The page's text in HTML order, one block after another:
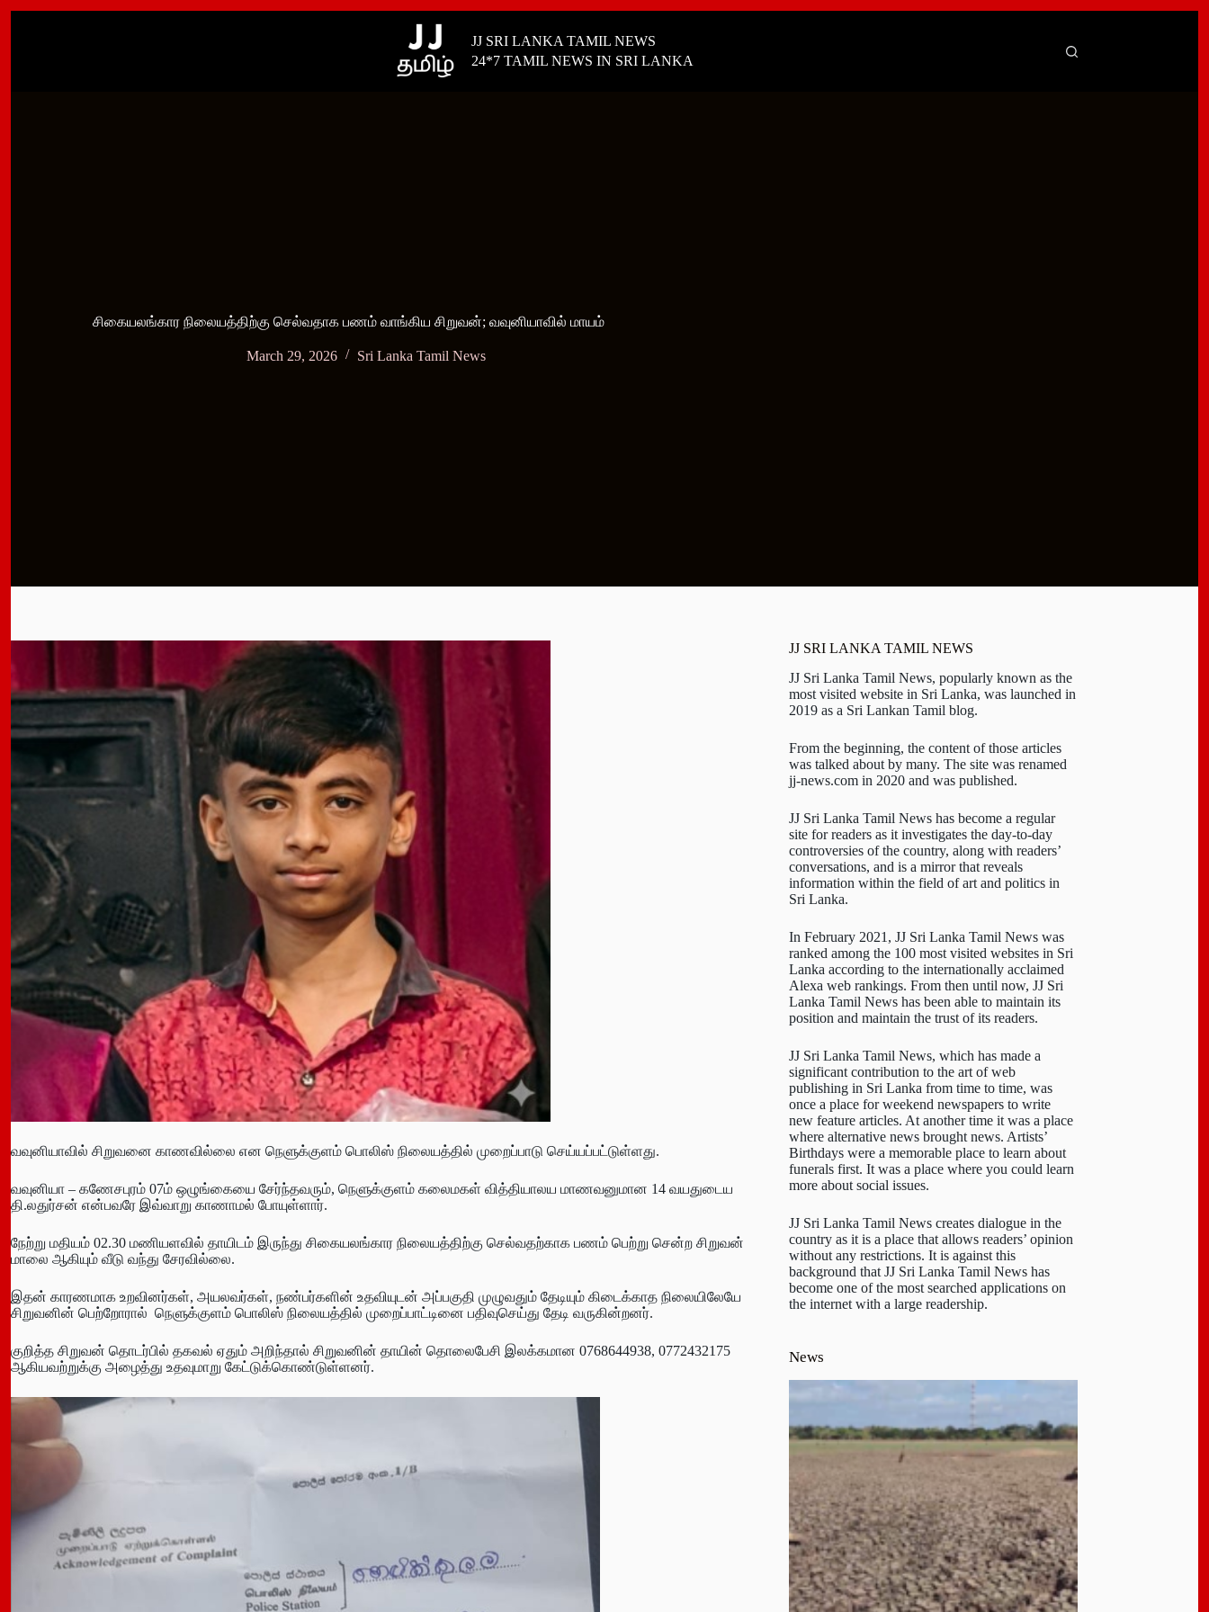
JJ SRI LANKA TAMIL NEWS
24*7 TAMIL NEWS IN SRI LANKA
சிகையலங்கார நிலையத்திற்கு செல்வதாக பணம் வாங்கிய சிறுவன்; வவுனியாவில் மாயம்
March 29, 2026 Sri Lanka Tamil News
வவுனியாவில் சிறுவனை காணவில்லை என நெளுக்குளம் பொலிஸ் நிலையத்தில் முறைப்பாடு செய்யப்பட்டுள்ளது.
வவுனியா – கணேசபுரம் 07ம் ஒழுங்கையை சேர்ந்தவரும், நெளுக்குளம் கலைமகள் வித்தியாலய மாணவனுமான 14 வயதுடைய
தி.லதுர்சன் என்பவரே இவ்வாறு காணாமல் போயுள்ளார்.
நேற்று மதியம் 02.30 மணியளவில் தாயிடம் இருந்து சிகையலங்கார நிலையத்திற்கு செல்வதற்காக பணம் பெற்று சென்ற சிறுவன்
மாலை ஆகியும் வீடு வந்து சேரவில்லை.
இதன் காரணமாக உறவினர்கள், அயலவர்கள், நண்பர்களின் உதவியுடன் அப்பகுதி முழுவதும் தேடியும் கிடைக்காத நிலையிலேயே
சிறுவனின் பெற்றோரால் நெளுக்குளம் பொலிஸ் நிலையத்தில் முறைப்பாட்டினை பதிவுசெய்து தேடி வருகின்றனர்.
குறித்த சிறுவன் தொடர்பில் தகவல் ஏதும் அறிந்தால் சிறுவனின் தாயின் தொலைபேசி இலக்கமான 0768644938, 0772432175
ஆகியவற்றுக்கு அழைத்து உதவுமாறு கேட்டுக்கொண்டுள்ளனர்.
JJ SRI LANKA TAMIL NEWS
JJ Sri Lanka Tamil News, popularly known as the
most visited website in Sri Lanka, was launched in
2019 as a Sri Lankan Tamil blog.
From the beginning, the content of those articles
was talked about by many. The site was renamed
jj-news.com in 2020 and was published.
JJ Sri Lanka Tamil News has become a regular
site for readers as it investigates the day-to-day
controversies of the country, along with readers’
conversations, and is a mirror that reveals
information within the field of art and politics in
Sri Lanka.
In February 2021, JJ Sri Lanka Tamil News was
ranked among the 100 most visited websites in Sri
Lanka according to the internationally acclaimed
Alexa web rankings. From then until now, JJ Sri
Lanka Tamil News has been able to maintain its
position and maintain the trust of its readers.
JJ Sri Lanka Tamil News, which has made a
significant contribution to the art of web
publishing in Sri Lanka from time to time, was
once a place for weekend newspapers to write
new feature articles. At another time it was a place
where alternative news brought news. Artists’
Birthdays were a memorable place to learn about
funerals first. It was a place where you could learn
more about social issues.
JJ Sri Lanka Tamil News creates dialogue in the
country as it is a place that allows readers’ opinion
without any restrictions. It is against this
background that JJ Sri Lanka Tamil News has
become one of the most searched applications on
the internet with a large readership.
News